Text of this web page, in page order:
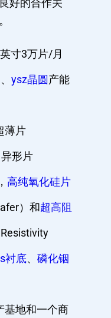
好的合作关
寸3万片/月
、 ysz晶圆 产能
薄片
异形片
高纯氧化硅片
）和超高阻
Resistivity
衬底、 磷化铟
基地和一个商